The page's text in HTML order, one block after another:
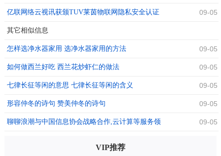
亿联网络云视讯获颁TUV莱茵物联网隐私安全认证
证书
09-05
其它相似信息
怎样选净水器家用 选净水器家用的方法 09-05
如何做西兰好吃 西兰花炒虾仁的做法 09-05
七律长征等闲的意思 七律长征等闲的含义 09-05
形容仲冬的诗句 赞美仲冬的诗句 09-05
聊聊浪潮与中国信息协会战略合作,云计算等服务领 09-05
VIP推荐